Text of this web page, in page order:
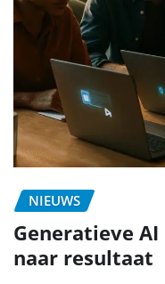
NIEUWS
Generatieve
naar resultaat